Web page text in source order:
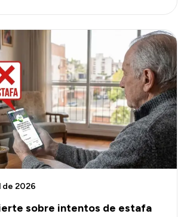
sobre intentos de estafa
de 2026